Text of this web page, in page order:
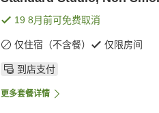
19 8月前可免费取消
仅住宿（不含餐） 仅限房间
到店支付
更多套餐详情